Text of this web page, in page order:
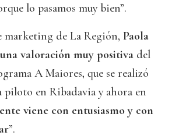
lo pasamos muy bien”.
marketing de La Región, Paola
una valoración muy positiva del
A Maiores, que se realizó
piloto en Ribadavia y ahora en
viene con entusiasmo y con
”.